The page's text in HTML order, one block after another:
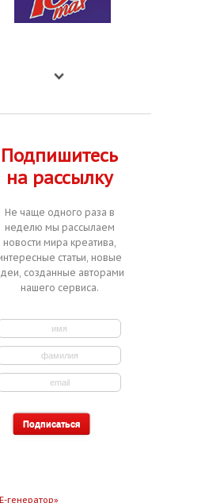
2004
2004
Разработка бренда для
сметаны.
Активирован
Завершён:29 июня 2004
Подпишитесь
на рассылку
Не чаще одного раза в
неделю мы рассылаем
новости мира креатива,
статьи, новые
созданные авторами
нашего сервиса.
генератор»